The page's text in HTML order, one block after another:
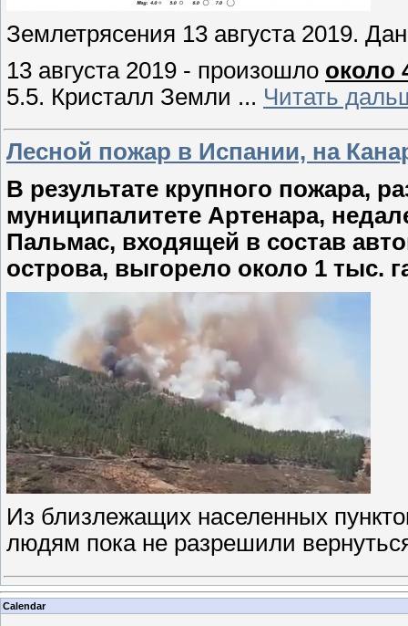
Землетрясения 13 августа 2019.
13 августа 2019 - произошло около
5.5. Кристалл Земли ... Читать
Лесной пожар в Испании, на
В результате крупного пожара,
муниципалитете Артенара,
Пальмас, входящей в состав
острова, выгорело около 1 тыс.
Из близлежащих населенных
людям пока не разрешили
Calendar